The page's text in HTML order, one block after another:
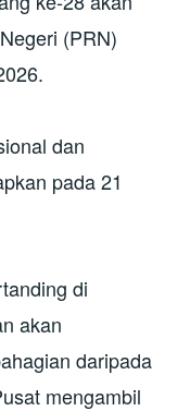
(PRN)
dan
pada 21
di
akan
daripada
mengambil